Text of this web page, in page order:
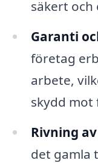
säkert
Garanti
företag
arbete,
skydd
Rivning
det gamla